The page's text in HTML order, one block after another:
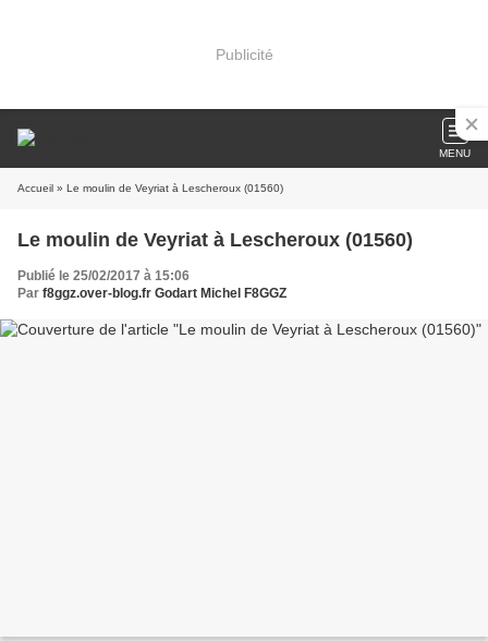
Publicité
MENU
Accueil » Le moulin de Veyriat à Lescheroux (01560)
Le moulin de Veyriat à Lescheroux (01560)
Publié le 25/02/2017 à 15:06
Par f8ggz.over-blog.fr Godart Michel F8GGZ